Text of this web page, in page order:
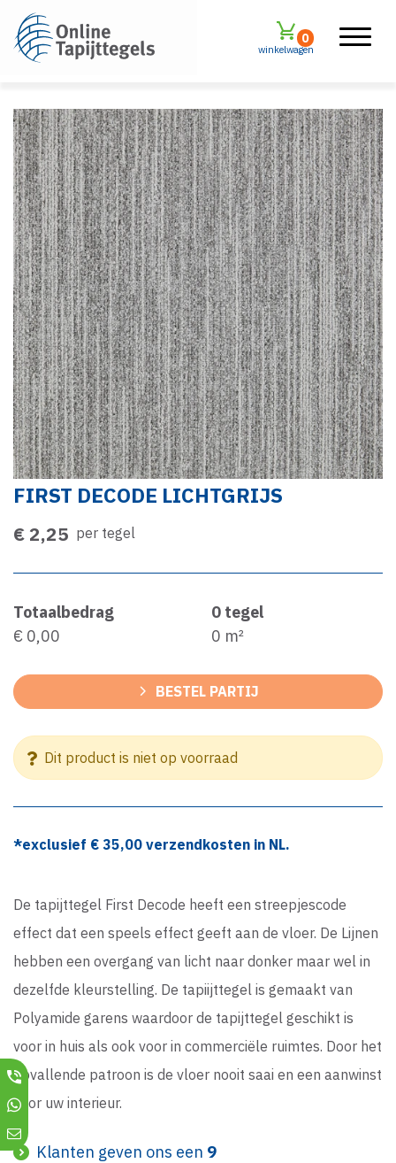
winkelwagen
0
FIRST DECODE LICHTGRIJS
€ 2,25 per tegel
Totaalbedrag
€ 0,00
0 tegel
0 m²
BESTEL PARTIJ
Dit product is niet op voorraad
*exclusief € 35,00 verzendkosten in NL.
De tapijttegel First Decode heeft een streepjescode
effect dat een speels effect geeft aan de vloer. De Lijnen
hebben een overgang van licht naar donker maar wel in
dezelfde kleurstelling. De tapiijttegel is gemaakt van
Polyamide garens waardoor de tapijttegel geschikt is
voor in huis als ook voor in commerciële ruimtes. Door het
opvallende patroon is de vloer nooit saai en een aanwinst
voor uw interieur.
Klanten geven ons een 9